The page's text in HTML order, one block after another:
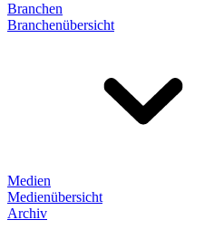
Branchen
Branchenübersicht
Medien
Medienübersicht
Archiv